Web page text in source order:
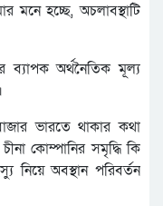
হচ্ছে, অচলাবস্থাটি
অর্থনৈতিক মূল্য
ভারতে থাকার কথা
কোম্পানির সমৃদ্ধি কি
নিয়ে অবস্থান পরিবর্তন